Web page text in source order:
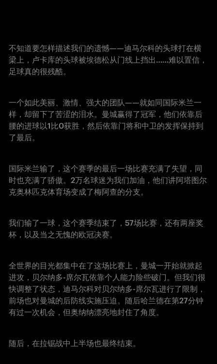
不知道要怎样描述我们的遗憾——迪马尔科的头球打在横
梁上，卢卡库的头球被埃德松从门线上挡出……难以置信，
足球真的很残酷。
一个如此美丽、激情、强大的团队——就如同国际米兰一
样，却留下了苦涩的泪水。曼城赢得了冠军，他们依靠后
腰的进球以1比0获胜，然后依靠门将和中卫的发挥保持到
了最后。
国际米兰输了，这个赛季的最后一场比赛充满了失望，同
时也充满了骄傲。2万名球迷为我们加油，他们讲阿塔图尔
克奥林匹克体育场变成了梅阿查的分支。
我们输了一球，这个赛季结束了，57场比赛，还有两座奖
杯，以及当之无愧的欧冠决赛。
全世界的目光都集中在了这场比赛上，曼城一开始就掀起
进攻，贝尔纳多-席尔瓦依靠个人能力险些破门。但我们很
快调整了状态，迪马尔科对贝尔纳多-席尔瓦进行了限制，
前场也对曼城的后防线实施压迫。随后哈兰德在第27分钟
有过一次机会，但奥纳纳漂亮地封住了角度。
随后，在拉锯战中上半场也最终结束。